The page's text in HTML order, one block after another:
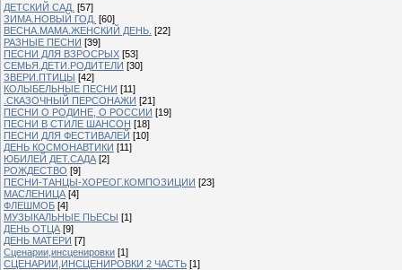
ДЕТСКИЙ САД. [57]
ЗИМА.НОВЫЙ ГОД. [60]
ВЕСНА.МАМА.ЖЕНСКИЙ ДЕНЬ. [22]
РАЗНЫЕ ПЕСНИ [39]
ПЕСНИ ДЛЯ ВЗРОСРЫХ [53]
СЕМЬЯ.ДЕТИ.РОДИТЕЛИ [30]
ЗВЕРИ.ПТИЦЫ [42]
КОЛЫБЕЛЬНЫЕ ПЕСНИ [11]
.СКАЗОЧНЫЙ ПЕРСОНАЖИ [21]
ПЕСНИ О РОДИНЕ, О РОССИИ [19]
ПЕСНИ В СТИЛЕ ШАНСОН [18]
ПЕСНИ ДЛЯ ФЕСТИВАЛЕЙ [10]
ДЕНЬ КОСМОНАВТИКИ [11]
ЮБИЛЕЙ ДЕТ.САДА [2]
РОЖДЕСТВО [9]
ПЕСНИ-ТАНЦЫ-ХОРЕОГ.КОМПОЗИЦИИ [23]
МАСЛЕНИЦА [4]
ФЛЕШМОБ [4]
МУЗЫКАЛЬНЫЕ ПЬЕСЫ [1]
ДЕНЬ ОТЦА [9]
ДЕНЬ МАТЕРИ [7]
Сценарии,инсценировки [1]
СЦЕНАРИИ,ИНСЦЕНИРОВКИ 2 ЧАСТЬ [1]